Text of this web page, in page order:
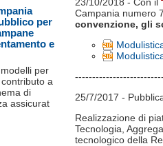
Campania numero
convenzione, gli
25/7/2017 -
Realizzazione di
Tecnologia,
tecnologico della
per
e
per
a
di
assicurat